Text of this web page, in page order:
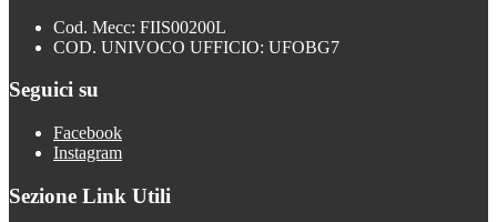
Cod. Mecc: FIIS00200L
COD. UNIVOCO UFFICIO: UFOBG7
Seguici su
Facebook
Instagram
Sezione Link Utili